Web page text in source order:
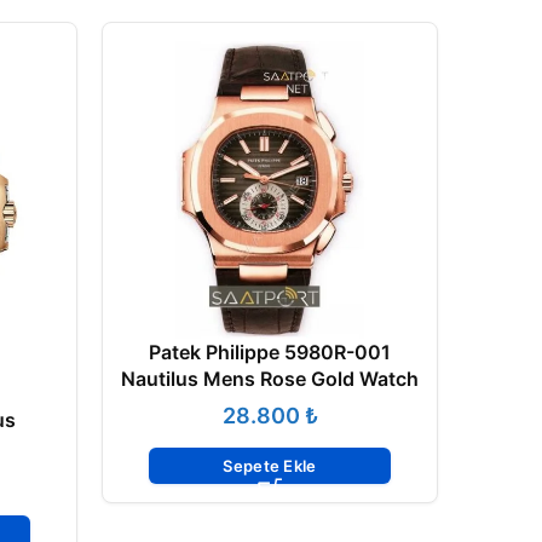
Patek Philippe 5980R-001
Nautilus Mens Rose Gold Watch
₺
Sepete Ekle